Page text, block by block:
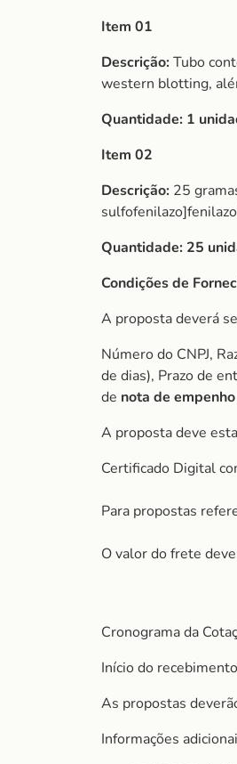
Item 01
Descrição:Tubo
western blotting,
Quantidade: 1
Item 02
Descrição: 25
Quantidade: 25
Condições de
A proposta deverá
Número do CNPJ,
de dias), Prazo de
de nota de
A proposta deve
Certificado Digital
Para propostas
O valor do frete
Cronograma da
Início do
As propostas
Informações